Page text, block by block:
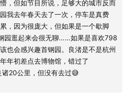
干货输出狂人，答疑解惑深入浅
减肥服务咨询的可直接加粒粒
，但如节目所说，足够大的城市反而
我去年春天去了一次，停车是真费
，因为很庞大，但如果是一个歇脚
园逛起来会很无聊……如果是喜欢798
也会感兴趣首钢园。良渚是不是杭州
年初差点去博物馆，错过了
诸20公里，但没有去过😅